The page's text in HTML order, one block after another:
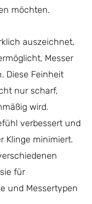
möchten.
auszeichnet,
Messer
Diese Feinheit
nur scharf,
wird.
verbessert und
Klinge minimiert.
für
und Messertypen